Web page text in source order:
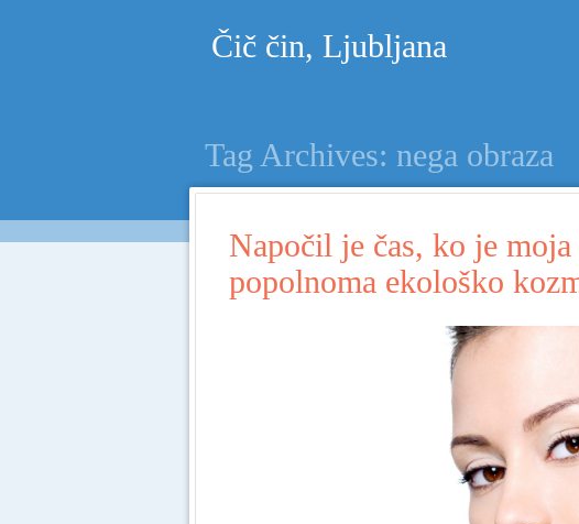
Čič čin, Ljubljana
Tag Archives: nega obraza
Napočil je čas, ko je moja
popolnoma ekološko